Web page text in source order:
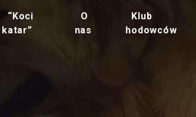
“Koci
katar”
O
nas
Klub
hodowców